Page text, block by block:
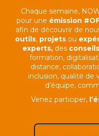
Chaque semaine,
pour une émission
afin de découvrir de
outils, projets ou
experts, desconseils
formation,
distance,
inclusion, qualité de
d’équipe,
Venez participer,